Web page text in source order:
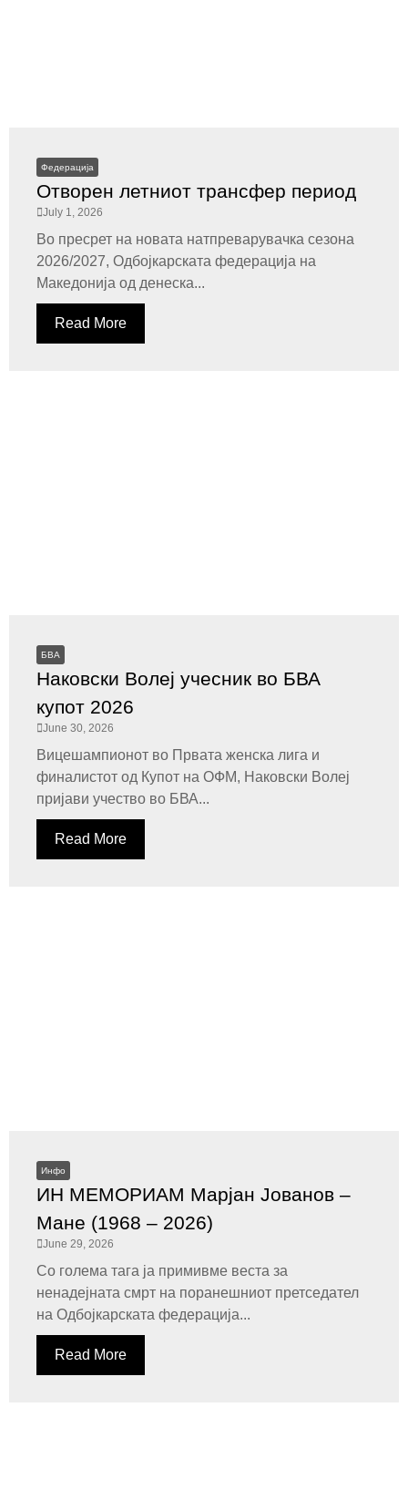
Федерација
Отворен летниот трансфер период
July 1, 2026
Во пресрет на новата натпреварувачка сезона
2026/2027, Одбојкарската федерација на
Македонија од денеска...
Read More
БВА
Наковски Волеј учесник во БВА
купот 2026
June 30, 2026
Вицешампионот во Првата женска лига и
финалистот од Купот на ОФМ, Наковски Волеј
пријави учество во БВА...
Read More
Инфо
ИН МЕМОРИАМ Марјан Јованов –
Мане (1968 – 2026)
June 29, 2026
Со голема тага ја примивме веста за
ненадејната смрт на поранешниот претседател
на Одбојкарската федерација...
Read More